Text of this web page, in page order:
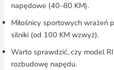
napędowe (40–80 KM).
Miłośnicy sportowych wrażeń
silniki (od 100 KM wzwyż).
Warto sprawdzić, czy model
rozbudowę napędu.